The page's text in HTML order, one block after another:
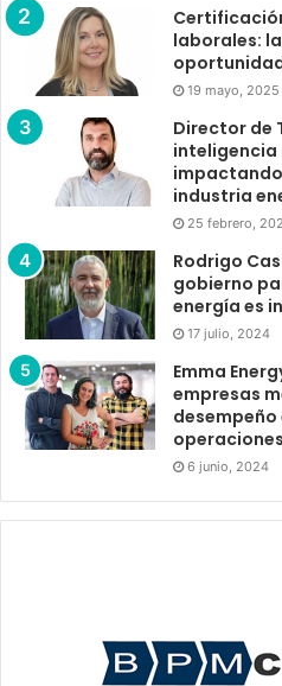
laborales:
19 mayo, 2025
Director de
industria
25 febrero,
Rodrigo
gobierno
energía es
17 julio, 2024
Emma
empresas
6 junio, 2024